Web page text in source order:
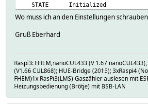
STATE Initialized
TYPE CUL
VERSION V 1.66 nanoCUL433
devioNoSTATE 1
MatchList:
8:HMS
D:CUL_IR ^I............
H:STACKABLE_CC ^\*
Wo muss ich an den Einstellungen
Gruß Eberhard
Raspi3: FHEM,nanoCUL433 (V 1.67
(V1.66 CUL868); HUE-Bridge (2015); 3xRaspi4
FHEM)1x RasPi3(LMS) Gaszähler auslesen mit
Heizungsbedienung (Brötje) mit BSB-LAN